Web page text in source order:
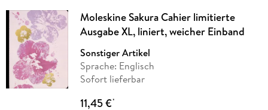
Moleskine Sakura Cahier limitierte
Ausgabe XL, liniert, weicher Einband
Sonstiger Artikel
Sprache: Englisch
Sofort lieferbar
11,45 €*